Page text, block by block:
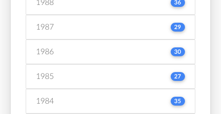
1988 36
1987 29
1986 30
1985 27
1984 35